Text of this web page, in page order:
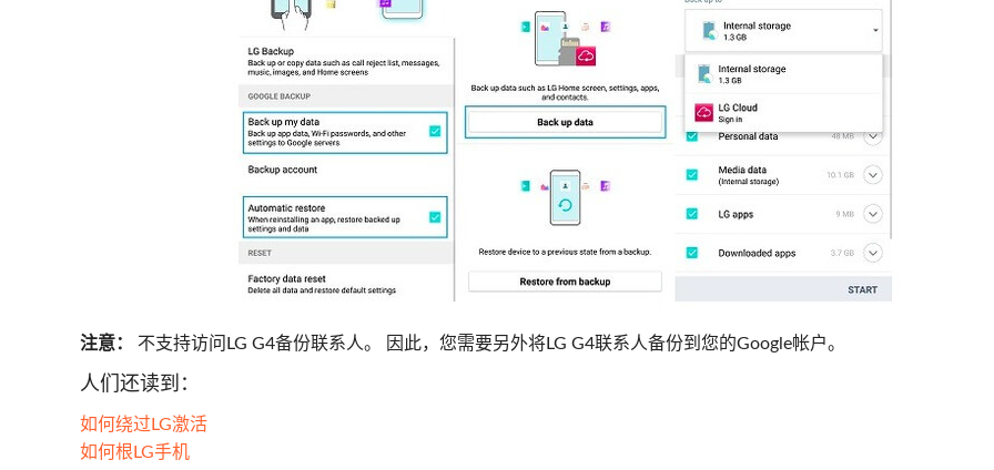
注意： 不支持访问LG G4备份联系人。 因此，您需要另外将LG G4联系人备份到您的Google帐户。
人们还读到：
如何绕过LG激活
如何根LG手机